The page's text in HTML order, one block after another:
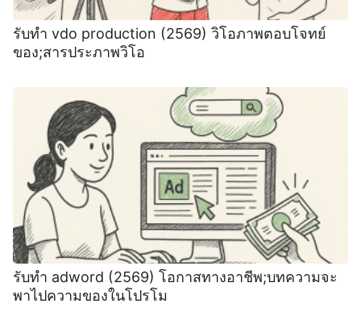
รับทำ vdo production (2569) วิโอภาพตอบโจทย์
ของ;สารประภาพวิโอ
รับทำ adword (2569) โอกาสทางอาชีพ;บทความจะ
พาไปความของในโปรโม